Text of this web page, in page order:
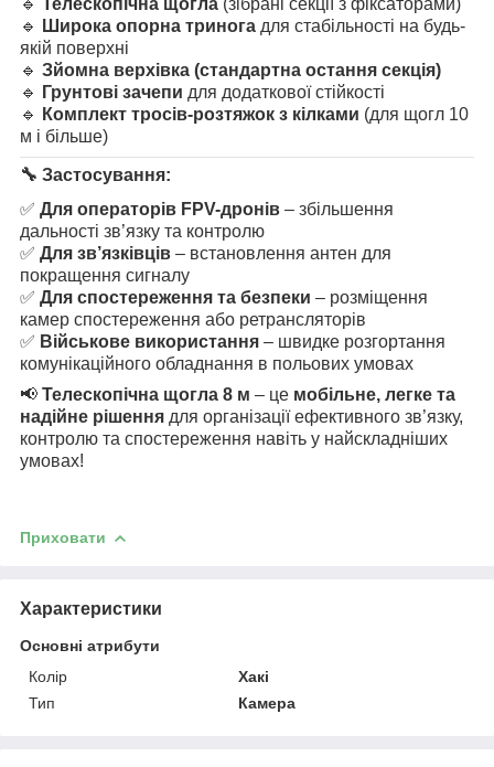
🔹
Широка опорна тринога для стабільності на будь-
якій поверхні
🔹 Зйомна верхівка (стандартна остання секція)
🔹
Грунтові зачепи для додаткової стійкості
🔹
Комплект тросів-розтяжок з кілками (для щогл 10
м і більше)
🔧 Застосування:
✅ Для операторів FPV-дронів – збільшення
дальності зв’язку та контролю
✅ Для зв’язківців – встановлення антен для
покращення сигналу
✅ Для спостереження та безпеки – розміщення
камер спостереження або ретрансляторів
✅ Військове використання – швидке розгортання
комунікаційного обладнання в польових умовах
📢 Телескопічна щогла 8 м – це мобільне, легке та
надійне рішення для організації ефективного зв’язку,
контролю та спостереження навіть у найскладніших
умовах!
Приховати
Характеристики
Основні атрибути
Колір
Хакі
Тип
Камера